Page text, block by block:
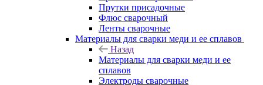
Прутки присадочные
Флюс сварочный
Ленты сварочные
Материалы для сварки меди и ее сплавов
Назад
Материалы для сварки меди и ее
сплавов
Электроды сварочные